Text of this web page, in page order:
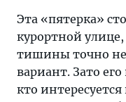
Эта «пятерка»
курортной
тишины точно не
вариант. Зато
кто